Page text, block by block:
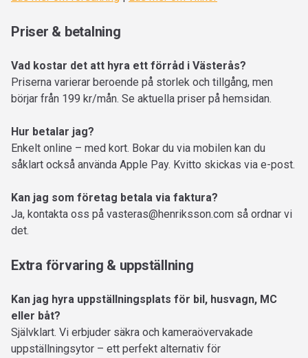
Priser & betalning
Vad kostar det att hyra ett förråd i Västerås?
Priserna varierar beroende på storlek och tillgång, men
börjar från 199 kr/mån. Se aktuella priser på hemsidan.
Hur betalar jag?
Enkelt online – med kort. Bokar du via mobilen kan du
såklart också använda Apple Pay. Kvitto skickas via e-post.
Kan jag som företag betala via faktura?
Ja, kontakta oss på vasteras@henriksson.com så ordnar vi
det.
Extra förvaring & uppställning
Kan jag hyra uppställningsplats för bil, husvagn, MC
eller båt?
Självklart. Vi erbjuder säkra och kameraövervakade
uppställningsytor – ett perfekt alternativ för